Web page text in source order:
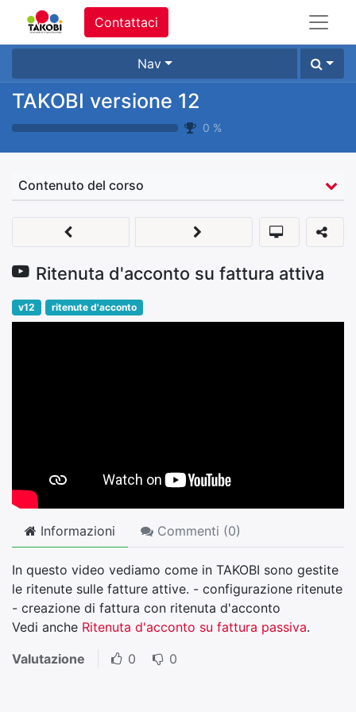
Contattaci
Nav
TAKOBI versione 12
0 %
Contenuto del corso
Ritenuta d'acconto su fattura attiva
v12 ritenute d'acconto
Informazioni Commenti (0)
In questo video vediamo come in TAKOBI sono gestite
le ritenute sulle fatture attive. - configurazione ritenute
- creazione di fattura con ritenuta d'acconto
Vedi anche Ritenuta d'acconto su fattura passiva.
Valutazione
0 0